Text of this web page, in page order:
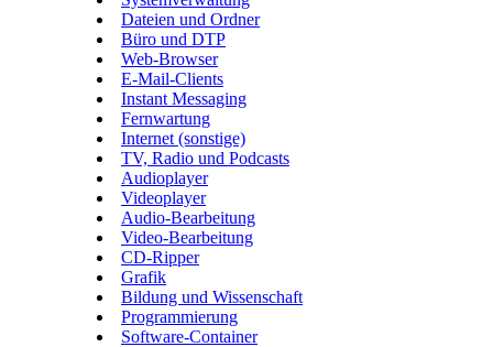
Dateien und Ordner
Büro und DTP
Web-Browser
E-Mail-Clients
Instant Messaging
Fernwartung
Internet (sonstige)
TV, Radio und Podcasts
Audioplayer
Videoplayer
Audio-Bearbeitung
Video-Bearbeitung
CD-Ripper
Grafik
Bildung und Wissenschaft
Programmierung
Software-Container